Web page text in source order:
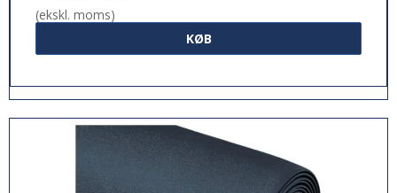
(ekskl. moms)
KØB